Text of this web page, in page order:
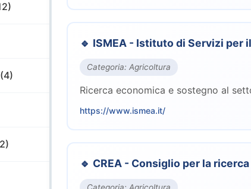
🔹 ISMEA - Istituto di Servizi
Categoria: Agricoltura
Ricerca economica e sostegno al
https://www.ismea.it/
🔹 CREA - Consiglio per la